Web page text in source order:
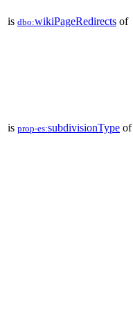
is dbo:wikiPageRedirects of
is prop-es:subdivisionType of